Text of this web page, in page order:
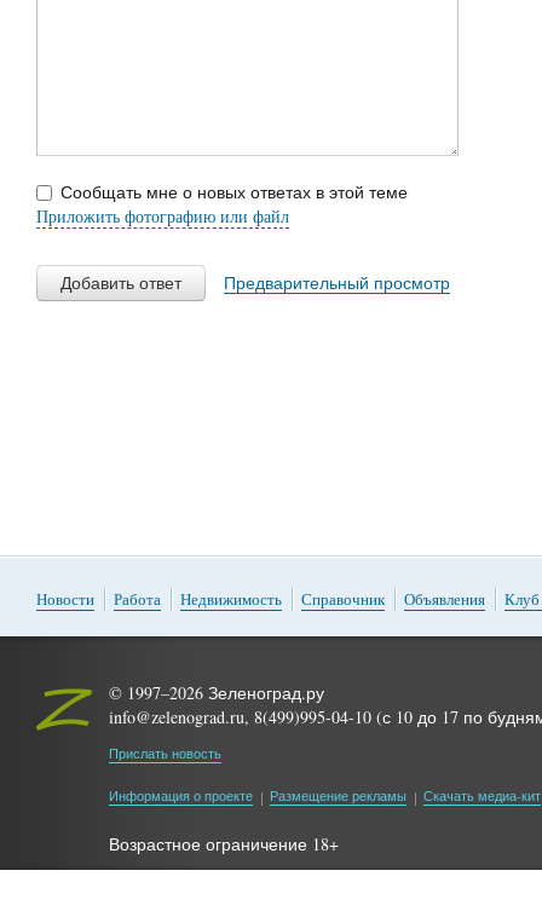
Сообщать мне о новых ответах в этой теме
Приложить фотографию или файл
Добавить ответ Предварительный просмотр
Новости Работа Недвижимость Справочник Объявления Клуб
© 1997–2026 Зеленоград.ру
info@zelenograd.ru, 8(499)995-04-10 (с 10 до 17 по
Прислать новость
Информация о проекте Размещение рекламы Скачать медиа-кит
Возрастное ограничение 18+